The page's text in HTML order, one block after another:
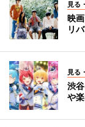
見る
映
リ
見る
渋
や